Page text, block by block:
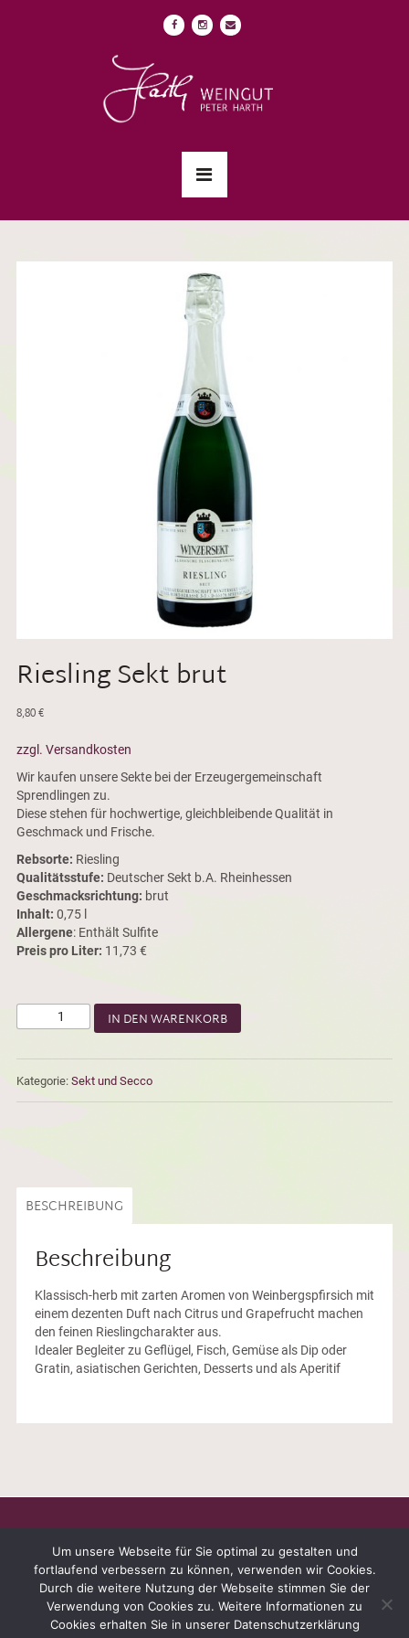
Riesling Sekt brut
8,80€
zzgl. Versandkosten
Wir kaufen unsere Sekte bei der Erzeugergemeinschaft
Sprendlingen zu.
Diese stehen für hochwertige, gleichbleibende Qualität in
Geschmack und Frische.
Rebsorte: Riesling
Qualitätsstufe: Deutscher Sekt b.A. Rheinhessen
Geschmacksrichtung: brut
Inhalt: 0,75 l
Allergene: Enthält Sulfite
Preis pro Liter: 11,73 €
IN DEN WARENKORB
Kategorie: Sekt und Secco
BESCHREIBUNG
Beschreibung
Klassisch-herb mit zarten Aromen von Weinbergspfirsich mit
einem dezenten Duft nach Citrus und Grapefrucht machen
den feinen Rieslingcharakter aus.
Idealer Begleiter zu Geflügel, Fisch, Gemüse als Dip oder
Gratin, asiatischen Gerichten, Desserts und als Aperitif
WEINGUT PETER HARTH · AUF DER PETERSWIESE 1 ·
55271 STADECKEN-ELSHEIM · TEL.: 06136 - 916563 FAX.:
Um unsere Webseite für Sie optimal zu gestalten und
fortlaufend verbessern zu können, verwenden wir Cookies.
Durch die weitere Nutzung der Webseite stimmen Sie der
Verwendung von Cookies zu. Weitere Informationen zu
Cookies erhalten Sie in unserer Datenschutzerklärung